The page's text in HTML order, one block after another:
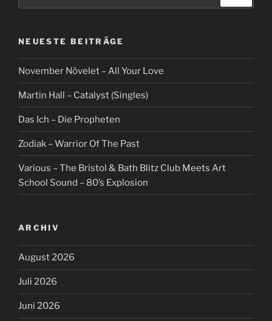
NEUESTE BEITRÄGE
November Növelet – All Your Love
Martin Hall – Catalyst (Singles)
Das Ich – Die Propheten
Zodiak – Warrior Of The Past
Various – The Bristol & Bath Blitz Club Meets Art
School Sound – 80’s Explosion
ARCHIV
August 2026
Juli 2026
Juni 2026